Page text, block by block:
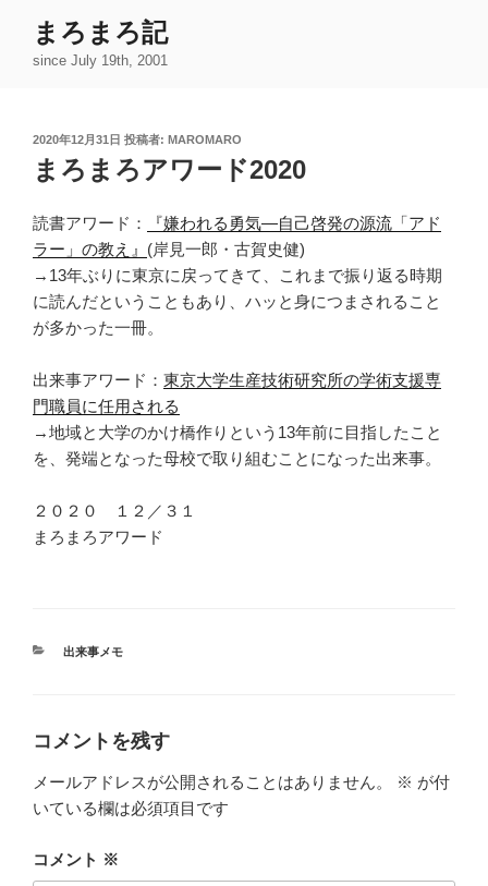
まろまろ記
since July 19th, 2001
投
日:
2020年12月31日 投稿者: MAROMARO
まろまろアワード2020
読書アワード：
『嫌われる勇気―自己啓発の源流「アド
ラー」の教え』 (岸見一郎・古賀史健)
→13年ぶりに東京に戻ってきて、これまで振り返る時期
に読んだということもあり、ハッと身につまされること
が多かった一冊。
出来事アワード： 東京大学生産技術研究所の学術支援専
門職員に任用される
→地域と大学のかけ橋作りという13年前に目指したこと
を、発端となった母校で取り組むことになった出来事。
２０２０ １２／３１
まろまろアワード
カ
出来事メモ
コメントを残す
メールアドレスが公開されることはありません。 ※ が付
いている欄は必須項目です
コメント ※